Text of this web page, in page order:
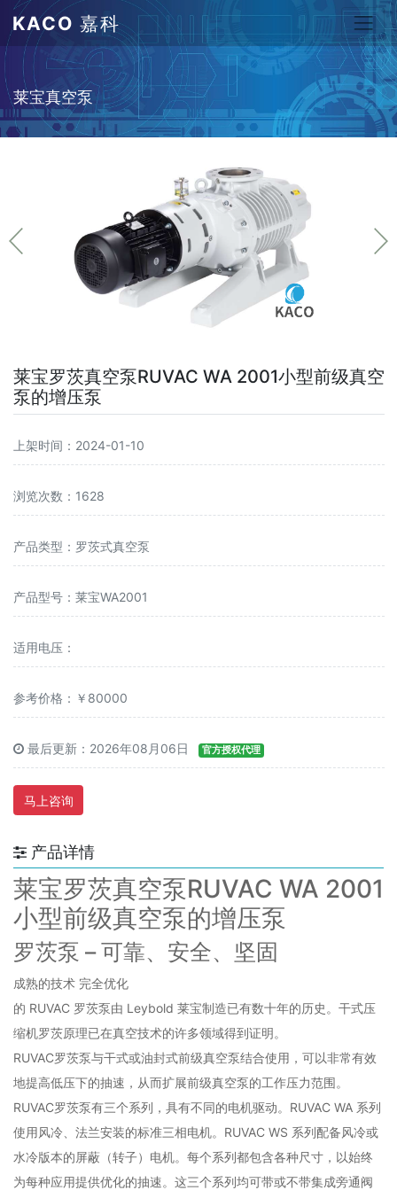
KACO 嘉科
莱宝真空泵
莱宝罗茨真空泵RUVAC WA 2001小型前级真空
泵的增压泵
上架时间：2024-01-10
浏览次数：1628
产品类型：罗茨式真空泵
产品型号：莱宝WA2001
适用电压：
参考价格：￥80000
最后更新：2026年08月06日 官方授权代理
马上咨询
产品详情
莱宝罗茨真空泵RUVAC WA 2001
小型前级真空泵的增压泵
罗茨泵 – 可靠、安全、坚固
成熟的技术 完全优化
的 RUVAC 罗茨泵由 Leybold 莱宝制造已有数十年的历史。干式压
缩机罗茨原理已在真空技术的许多领域得到证明。
RUVAC罗茨泵与干式或油封式前级真空泵结合使用，可以非常有效
地提高低压下的抽速，从而扩展前级真空泵的工作压力范围。
RUVAC罗茨泵有三个系列，具有不同的电机驱动。RUVAC WA 系列
使用风冷、法兰安装的标准三相电机。RUVAC WS 系列配备风冷或
水冷版本的屏蔽（转子）电机。每个系列都包含各种尺寸，以始终
为每种应用提供优化的抽速。这三个系列均可带或不带集成旁通阀